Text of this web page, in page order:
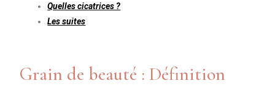
Quelles cicatrices ?
Les suites
Grain de beauté : Définition